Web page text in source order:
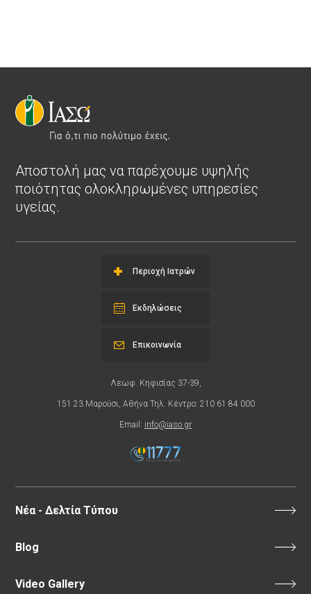
Αποστολή μας να παρέχουμε υψηλής
ποιότητας ολοκληρωμένες υπηρεσίες
υγείας.
Περιοχή Ιατρών
Εκδηλώσεις
Λεωφ. Κηφισίας 37-39,
151 23 Μαρούσι, Αθήνα Τηλ. Κέντρο: 210 61 84 000
Email: info@iaso.gr
Επικοινωνία
Νέα - Δελτία Τύπου
Blog
Video Gallery